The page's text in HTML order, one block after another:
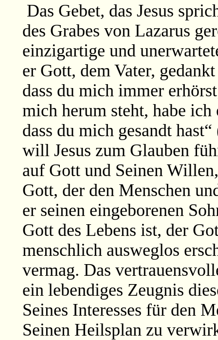
Das Gebet, das Jesus
des Grabes von Lazarus
einzigartige und
er Gott, dem Vater,
dass du mich immer
mich herum steht, habe ich
dass du mich gesandt
will Jesus zum Glauben
auf Gott und Seinen
Gott, der den Menschen
er seinen eingeborenen
Gott des Lebens ist, der
menschlich ausweglos
vermag. Das
ein lebendiges Zeugnis
Seines Interesses für den
Seinen Heilsplan zu